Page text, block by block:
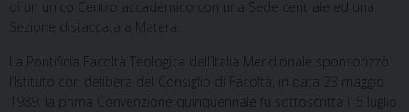
di un unico Centro accademico con una Sede centrale ed una
Sezione distaccata a Matera.
La Pontificia Facoltà Teologica dell’Italia Meridionale sponsorizzò
l’Istituto con delibera del Consiglio di Facoltà, in data 23 maggio
1989: la prima Convenzione quinquennale fu sottoscritta il 5 luglio